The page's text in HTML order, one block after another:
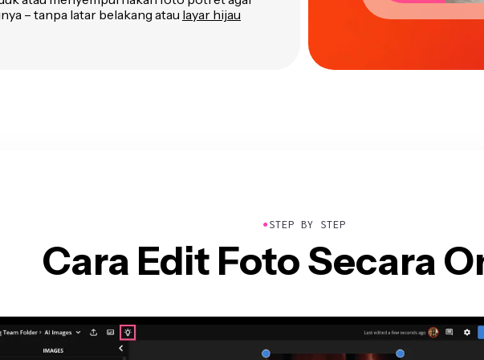
– tanpa latar belakang atau layar hijau
●STEP BY STEP
Cara Edit Foto Secara